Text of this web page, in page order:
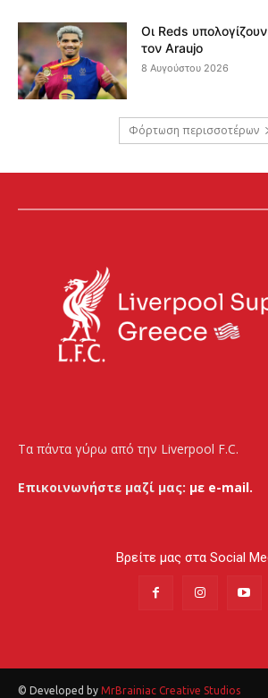
Οι Reds
τον Araujo
8 Αυγούστου 2026
Φόρτωση περισσοτέρων
Τα πάντα γύρω από την Liverpool F.C.
Επικοινωνήστε μαζί μας: με e-mail.
Βρείτε μας στα Social
© Developed by MrBrainiac Creative Studios